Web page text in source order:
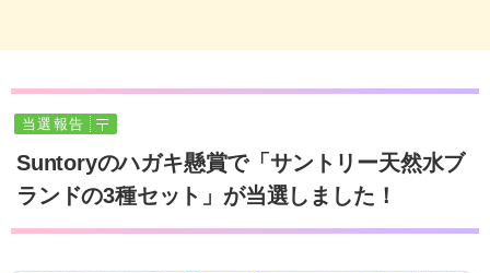
当選報告
Suntoryのハガキ懸賞で「サントリー天然水ブ
ランドの3種セット」が当選しました！